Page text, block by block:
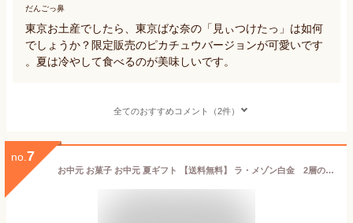
だんごっ鼻
東京お土産でしたら、東京ばな奈の「見ぃつけたっ」は如何
でしょうか？限定販売のピカチュウバージョンが可愛いです
。夏は冷やして食べるのが美味しいです。
全てのおすすめコメント（2件）
no. 7
お中元 お菓子 お中元 夏ギフト 【送料無料】 ラ・メゾン白金 2層のフルーツゼリー（4個） お中元 夏ギフト 敬老会 プレゼント デイサービス 施設 食べ物 安い プチギフト お菓子 お中元 夏ギフト 御中元 お返し お礼 ギ